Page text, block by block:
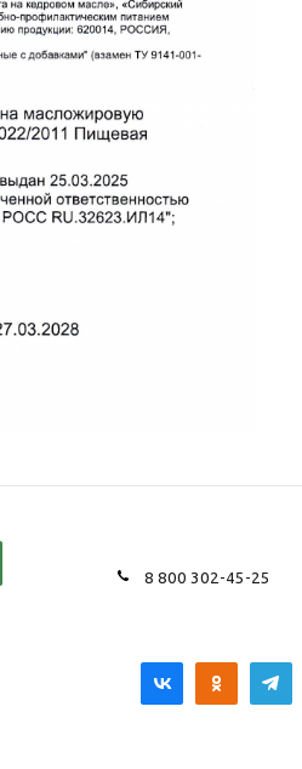
8 800 302-45-25